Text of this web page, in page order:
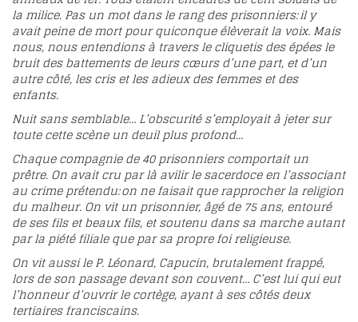
la milice. Pas un mot dans le rang des prisonniers: il y
avait peine de mort pour quiconque élèverait la voix. Mais
nous, nous entendions à travers le cliquetis des épées le
bruit des battements de leurs cœurs d’une part, et d’un
autre côté, les cris et les adieux des femmes et des
enfants.
Nuit sans semblable… L’obscurité s’employait à jeter sur
toute cette scène un deuil plus profond…
Chaque compagnie de 40 prisonniers comportait un
prêtre. On avait cru par là avilir le sacerdoce en l’associant
au crime prétendu: on ne faisait que rapprocher la religion
du malheur. On vit un prisonnier, âgé de 75 ans, entouré
de ses fils et beaux fils, et soutenu dans sa marche autant
par la piété filiale que par sa propre foi religieuse.
On vit aussi le P. Léonard, Capucin, brutalement frappé,
lors de son passage devant son couvent… C’est lui qui eut
l’honneur d’ouvrir le cortège, ayant à ses côtés deux
tertiaires franciscains.